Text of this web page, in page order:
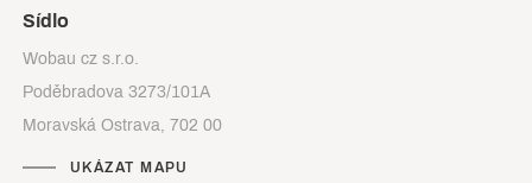
Sídlo
Wobau cz s.r.o.
Poděbradova 3273/101A
Moravská Ostrava, 702 00
UKÁZAT MAPU